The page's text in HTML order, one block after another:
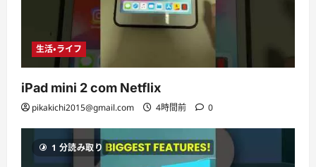
生活・ライフ
iPad mini 2 com Netflix
pikakichi2015@gmail.com 4時間前 0
1 分読み取り